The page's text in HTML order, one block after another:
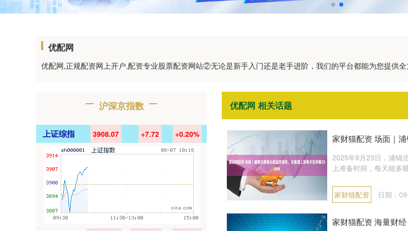
优配网
优配网,正规配资网上开户,配资专业股票配资网站②无论是新手入门还是老手进阶，我们的平台都能为您提供全
优配网 相关话题
家财猫配资 场面｜
2025年9月23日，浦锦
上准备时间，每天能多
家财猫配资 日期：
家财猫配资 海量财
沪深京指数
上证综指 3908.07 +7.72 +0.20%